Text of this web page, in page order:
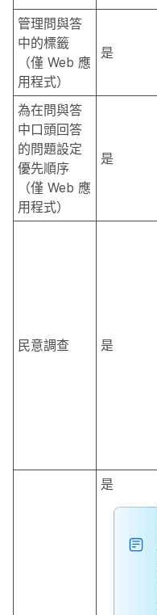
管理問與答
中的標籤
（僅 Web 應
用程式）
是
為在問與答
中口頭回答
的問題設定
優先順序
（僅 Web 應
用程式）
是
民意調查 是
是